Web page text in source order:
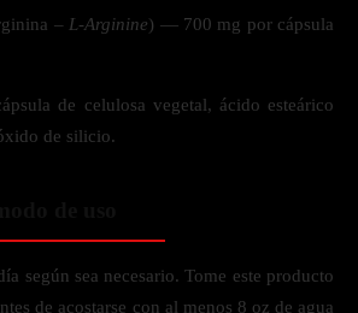
– L-Arginine) — 700 mg por cápsula
de celulosa vegetal, ácido esteárico
de silicio.
según sea necesario. Tome este producto
de acostarse con al menos 8 oz de agua